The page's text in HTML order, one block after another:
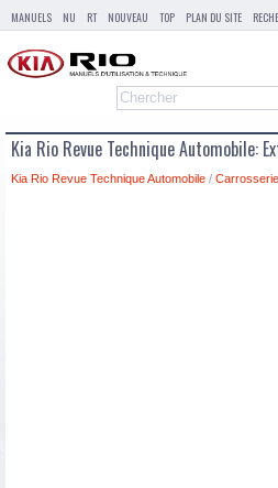
MANUELS NU RT NOUVEAU TOP PLAN DU SITE
Kia Rio Revue Technique Automobile:
Kia Rio Revue Technique Automobile /